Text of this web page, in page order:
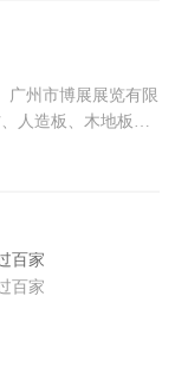
广州市博展展览有限
人造板、木地板、
中心盛大举行。本
百家
百家